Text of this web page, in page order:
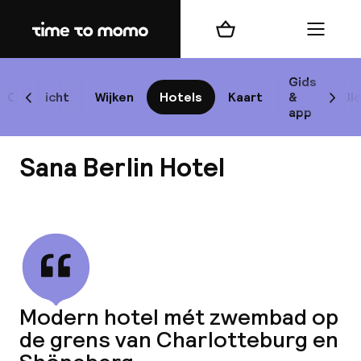
Home
Overzicht Wijken Hotels Kaart
Gids
&
app
Scroll naar links
Winkelmand Menu
Sana Berlin Hotel
Modern hotel mét zwembad op
de grens van Charlotteburg en